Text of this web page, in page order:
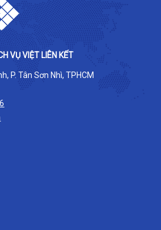
VỤ VIỆT LIÊN KẾT
P. Tân Sơn Nhì, TPHCM